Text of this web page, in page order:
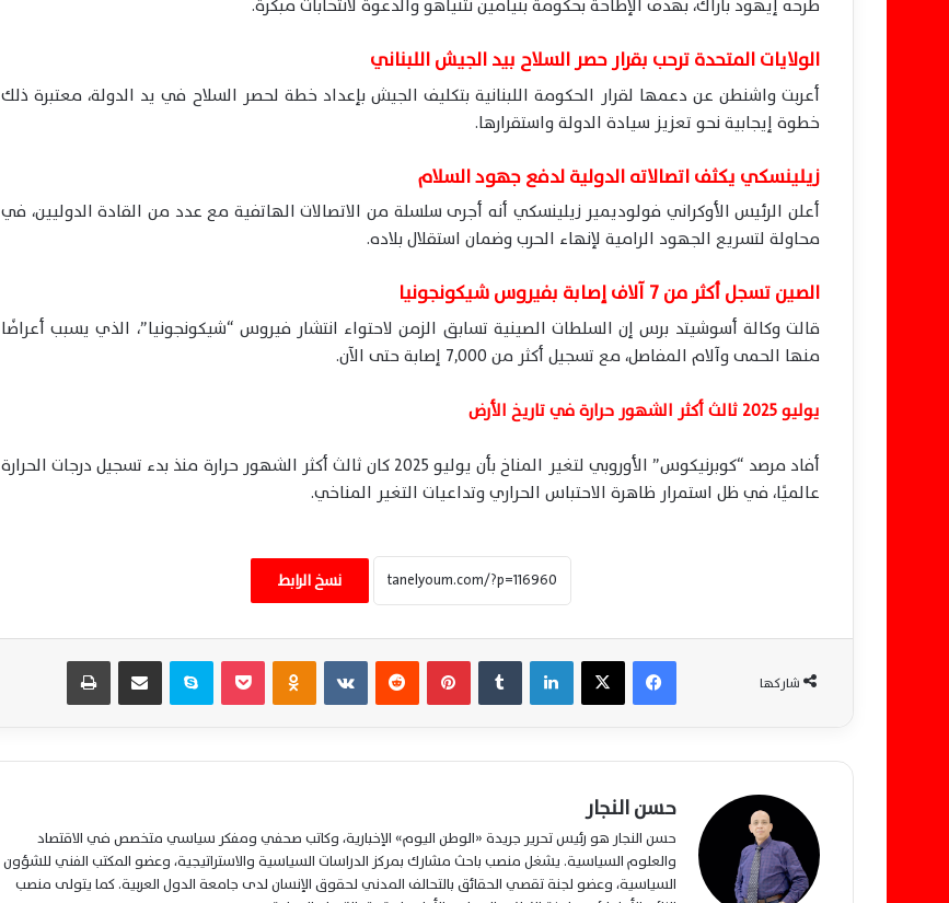
طرحه إيهود باراك، بهدف الإطاحة بحكومة بنيامين نتنياهو والدعوة لانتخابات مبكرة.
الولايات المتحدة ترحب بقرار حصر السلاح بيد الجيش اللبناني
أعربت واشنطن عن دعمها لقرار الحكومة اللبنانية بتكليف الجيش بإعداد خطة لحصر السلاح في يد الدولة، معتبرة ذلك
خطوة إيجابية نحو تعزيز سيادة الدولة واستقرارها.
زيلينسكي يكثف اتصالاته الدولية لدفع جهود السلام
أعلن الرئيس الأوكراني فولوديمير زيلينسكي أنه أجرى سلسلة من الاتصالات الهاتفية مع عدد من القادة الدوليين، في
محاولة لتسريع الجهود الرامية لإنهاء الحرب وضمان استقلال بلاده.
الصين تسجل أكثر من 7 آلاف إصابة بفيروس شيكونجونيا
قالت وكالة أسوشيتد برس إن السلطات الصينية تسابق الزمن لاحتواء انتشار فيروس “شيكونجونيا”، الذي يسبب أعراضًا
منها الحمى وآلام المفاصل، مع تسجيل أكثر من 7,000 إصابة حتى الآن.
يوليو 2025 ثالث أكثر الشهور حرارة في تاريخ الأرض
أفاد مرصد “كوبرنيكوس” الأوروبي لتغير المناخ بأن يوليو 2025 كان ثالث أكثر الشهور حرارة منذ بدء تسجيل درجات الحرارة
عالميًا، في ظل استمرار ظاهرة الاحتباس الحراري وتداعيات التغير المناخي.
نسخ الرابط
شاركها
فيسبوك ‫X لينكدإن بينتيريست ‏VKontakte سكايب مشاركة عبر البريد
حسن النجار
حسن النجار هو رئيس تحرير جريدة «الوطن اليوم» الإخبارية، وكاتب صحفي ومفكر سياسي متخصص في الاقتصاد
والعلوم السياسية. يشغل منصب باحث مشارك بمركز الدراسات السياسية والاستراتيجية، وعضو المكتب الفني للشؤون
السياسية، وعضو لجنة تقصي الحقائق بالتحالف المدني لحقوق الإنسان لدى جامعة الدول العربية. كما يتولى منصب
مصطفى كامل يعلن عدم الترشح مجددًا لنقابة
الموسيقيين ويستعد للعودة إلى الفن
استهدف منطقة نجران السعودية
كيف عززت إيران دقة صواريخها الباليستية
لمواجهة الدفاعات الجوية الغربية المتطورة؟